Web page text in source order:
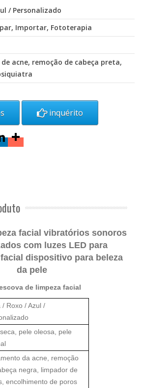
/ Personalizado
Importar, Fototerapia
acne, remoção de cabeça preta,
inquérito
facial vibratórios sonoros
com luzes LED para
dispositivo para beleza
da pele
de limpeza facial
/ Roxo / Azul /
pele oleosa, pele
da acne, remoção
negra, limpador de
encolhimento de poros